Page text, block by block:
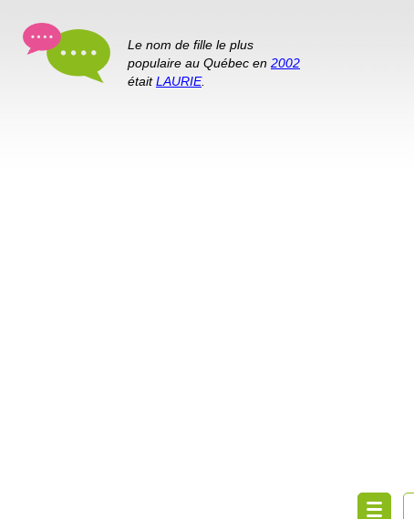
Le nom de fille le plus
populaire au Québec en 2002
étaitLAURIE.